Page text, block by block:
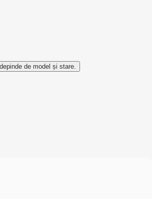
de model și stare.